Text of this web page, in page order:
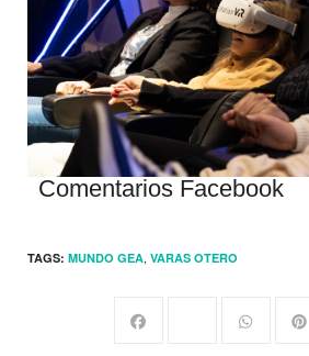
Comentarios Facebook
TAGS: MUNDO GEA, VARAS OTERO